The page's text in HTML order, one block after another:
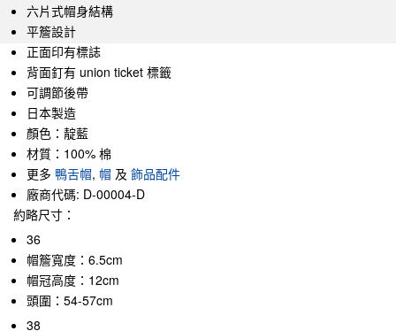
六片式帽身結構
平簷設計
正面印有標誌
背面釘有 union ticket 標籤
可調節後帶
日本製造
顏色：靛藍
材質：100% 棉
更多 鴨舌帽, 帽 及 飾品配件
廠商代碼: D-00004-D
約略尺寸：
36
帽簷寬度：6.5cm
帽冠高度：12cm
頭圍：54-57cm
38